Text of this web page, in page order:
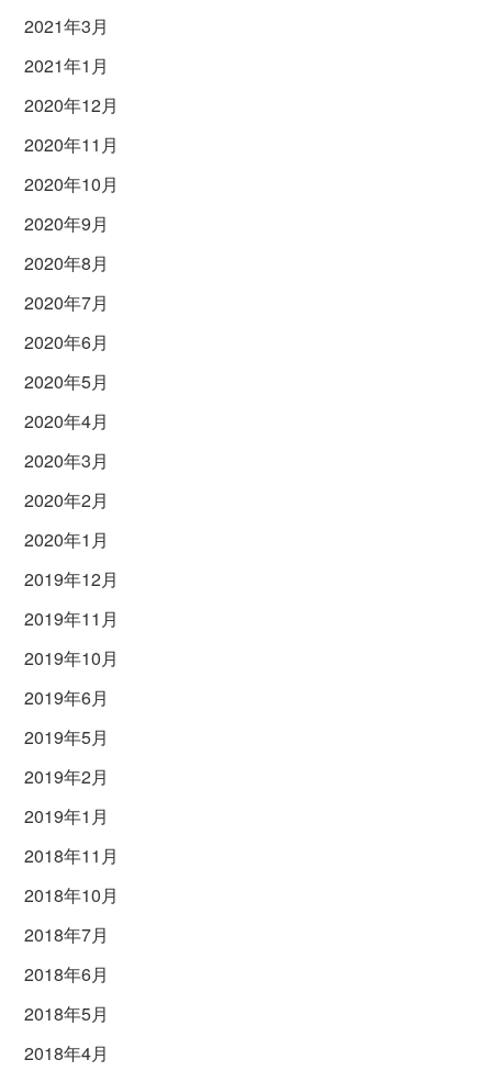
2021年3月
2021年1月
2020年12月
2020年11月
2020年10月
2020年9月
2020年8月
2020年7月
2020年6月
2020年5月
2020年4月
2020年3月
2020年2月
2020年1月
2019年12月
2019年11月
2019年10月
2019年6月
2019年5月
2019年2月
2019年1月
2018年11月
2018年10月
2018年7月
2018年6月
2018年5月
2018年4月